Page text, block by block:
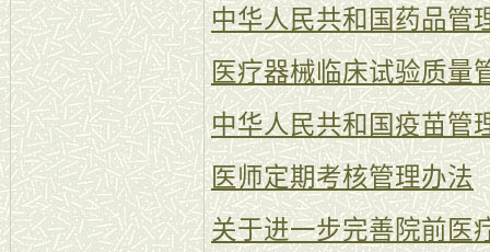
中华人民共和国药品管
医疗器械临床试验质量
中华人民共和国疫苗管
医师定期考核管理办法
关于进一步完善院前医